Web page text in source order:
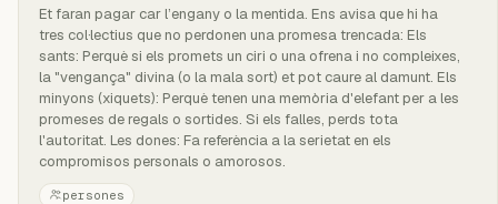
Et faran pagar car l’engany o la mentida. Ens avisa que hi ha
tres col·lectius que no perdonen una promesa trencada: Els
sants: Perquè si els promets un ciri o una ofrena i no compleixes,
la "vengança" divina (o la mala sort) et pot caure al damunt. Els
minyons (xiquets): Perquè tenen una memòria d'elefant per a les
promeses de regals o sortides. Si els falles, perds tota
l'autoritat. Les dones: Fa referència a la serietat en els
compromisos personals o amorosos.
persones